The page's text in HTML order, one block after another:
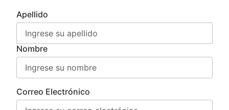
Apellido
Nombre
Correo Electrónico